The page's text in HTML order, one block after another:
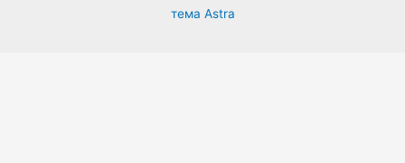
тема Astra